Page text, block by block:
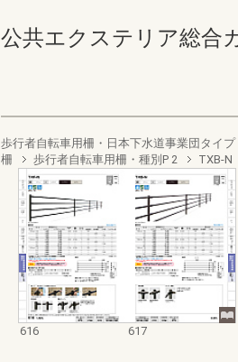
公共エクステリア総合
歩行者自転車用柵・日本下水道事業団タイ
柵
歩行者自転車用柵・種別P 2 TXB-N
616 617